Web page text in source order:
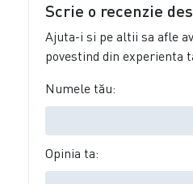
Scrie o recenzie
Ajuta-i si pe altii sa afle
povestind din experienta
Numele tău:
Opinia ta: